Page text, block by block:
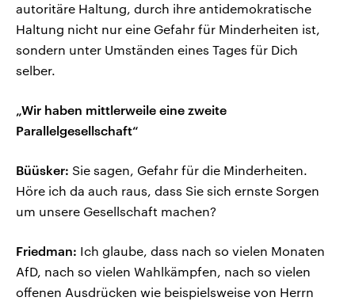
autoritäre Haltung, durch ihre antidemokratische
Haltung nicht nur eine Gefahr für Minderheiten ist,
sondern unter Umständen eines Tages für Dich
selber.
„Wir haben mittlerweile eine zweite
Parallelgesellschaft“
Büüsker: Sie sagen, Gefahr für die Minderheiten.
Höre ich da auch raus, dass Sie sich ernste Sorgen
um unsere Gesellschaft machen?
Friedman: Ich glaube, dass nach so vielen Monaten
AfD, nach so vielen Wahlkämpfen, nach so vielen
offenen Ausdrücken wie beispielsweise von Herrn